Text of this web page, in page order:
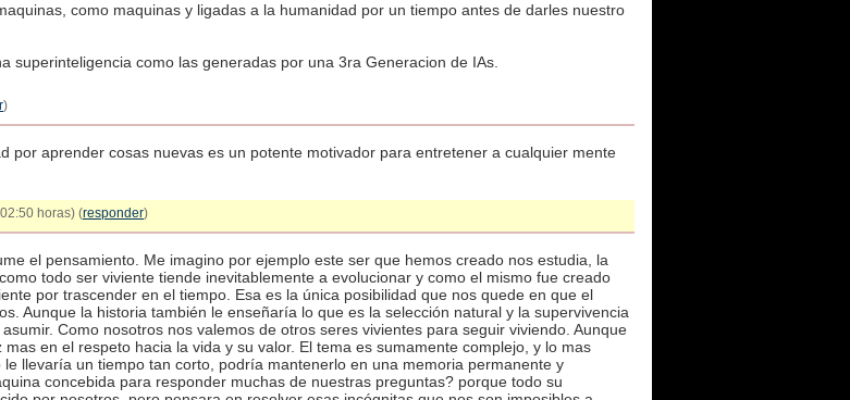
como maquinas y ligadas a la humanidad por un tiempo antes de darles nuestro
superinteligencia como las generadas por una 3ra Generacion de IAs.
)
por aprender cosas nuevas es un potente motivador para entretener a cualquier mente
horas) (responder)
el pensamiento. Me imagino por ejemplo este ser que hemos creado nos estudia, la
todo ser viviente tiende inevitablemente a evolucionar y como el mismo fue creado
por trascender en el tiempo. Esa es la única posibilidad que nos quede en que el
Aunque la historia también le enseñaría lo que es la selección natural y la supervivencia
Como nosotros nos valemos de otros seres vivientes para seguir viviendo. Aunque
en el respeto hacia la vida y su valor. El tema es sumamente complejo, y lo mas
llevaría un tiempo tan corto, podría mantenerlo en una memoria permanente y
concebida para responder muchas de nuestras preguntas? porque todo su